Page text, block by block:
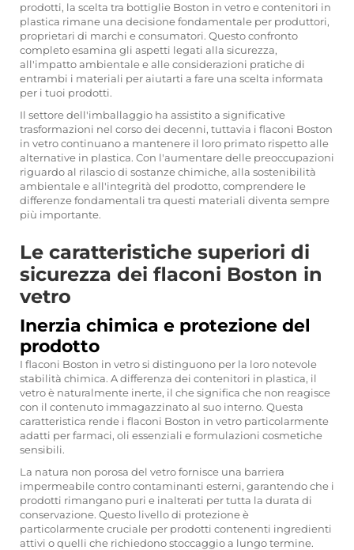
prodotti, la scelta tra bottiglie Boston in vetro e contenitori in
plastica rimane una decisione fondamentale per produttori,
proprietari di marchi e consumatori. Questo confronto
completo esamina gli aspetti legati alla sicurezza,
all'impatto ambientale e alle considerazioni pratiche di
entrambi i materiali per aiutarti a fare una scelta informata
per i tuoi prodotti.
Il settore dell'imballaggio ha assistito a significative
trasformazioni nel corso dei decenni, tuttavia i flaconi Boston
in vetro continuano a mantenere il loro primato rispetto alle
alternative in plastica. Con l'aumentare delle preoccupazioni
riguardo al rilascio di sostanze chimiche, alla sostenibilità
ambientale e all'integrità del prodotto, comprendere le
differenze fondamentali tra questi materiali diventa sempre
più importante.
Le caratteristiche superiori di
sicurezza dei flaconi Boston in
vetro
Inerzia chimica e protezione del
prodotto
I flaconi Boston in vetro si distinguono per la loro notevole
stabilità chimica. A differenza dei contenitori in plastica, il
vetro è naturalmente inerte, il che significa che non reagisce
con il contenuto immagazzinato al suo interno. Questa
caratteristica rende i flaconi Boston in vetro particolarmente
adatti per farmaci, oli essenziali e formulazioni cosmetiche
sensibili.
La natura non porosa del vetro fornisce una barriera
impermeabile contro contaminanti esterni, garantendo che i
prodotti rimangano puri e inalterati per tutta la durata di
conservazione. Questo livello di protezione è
particolarmente cruciale per prodotti contenenti ingredienti
attivi o quelli che richiedono stoccaggio a lungo termine.